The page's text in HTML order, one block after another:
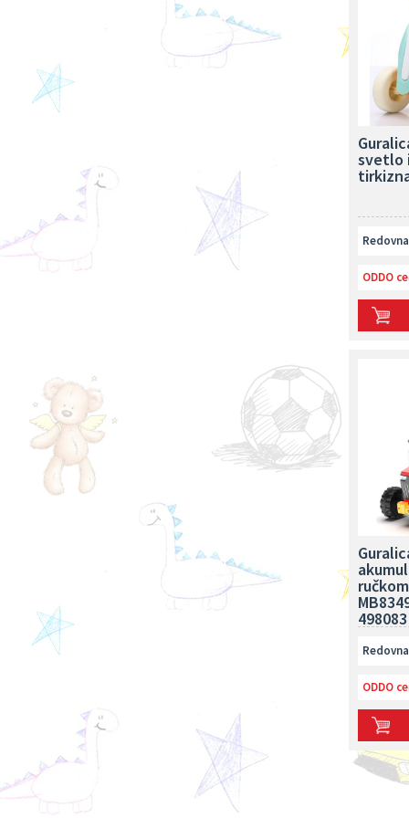
Milla
Joie
Taf Toys
svetlo
ODDO
498083
ODDO